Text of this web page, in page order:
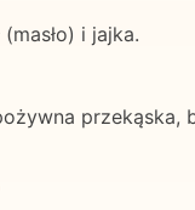
i jajka.
przekąska,